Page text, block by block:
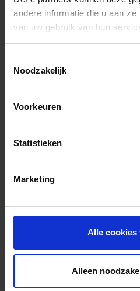
andere informatie die u aan
van uw gebruik van hun
Noodzakelijk
Voorkeuren
Statistieken
Marketing
Alle cookies
Alleen